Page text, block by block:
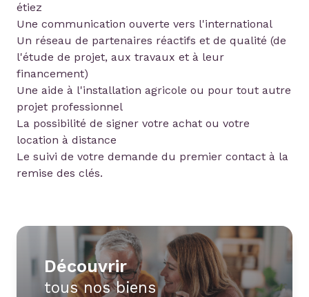
découvrir
tous nos biens
étiez
Une communication ouverte vers l'international
Un réseau de partenaires réactifs et de qualité (de
l'étude de projet, aux travaux et à leur
financement)
Une aide à l'installation agricole ou pour tout autre
projet professionnel
La possibilité de signer votre achat ou votre
location à distance
Le suivi de votre demande du premier contact à la
remise des clés.